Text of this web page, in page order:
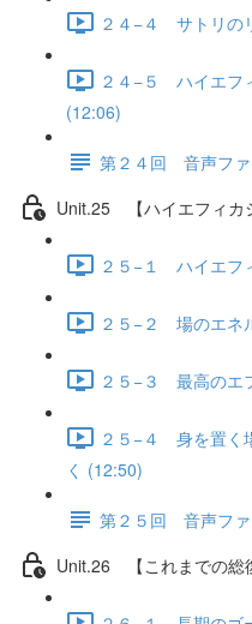
２４−４ サトリの
２４−５ ハイエフ
(12:06)
第２４回 音声ファ
Unit.25 【ハイエフィカ
２５−１ ハイエフ
２５−２ 場のエネ
２５−３ 最高のエ
２５−４ 身を置く
く (12:50)
第２５回 音声ファ
Unit.26 【これまでの総